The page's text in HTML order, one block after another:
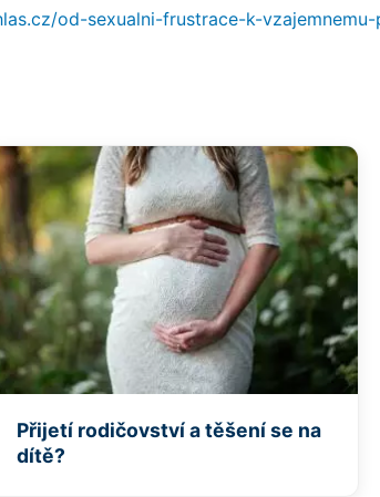
od-sexualni-frustrace-k-
Přijetí rodičovství a těšení se na
dítě?